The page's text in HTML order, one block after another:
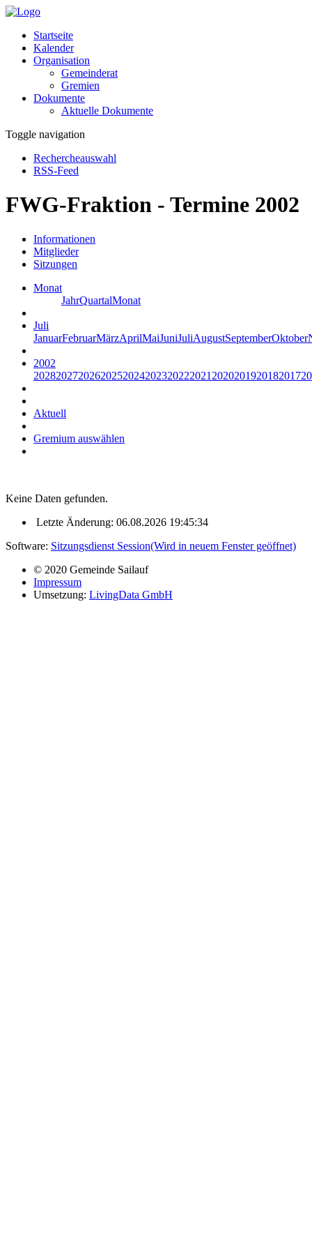
Startseite
Kalender
Organisation
Gemeinderat
Gremien
Dokumente
Aktuelle Dokumente
Toggle navigation
Rechercheauswahl
RSS-Feed
FWG-Fraktion - Termine 2002
Informationen
Mitglieder
Sitzungen
Monat
JahrQuartalMonat
Juli
JanuarFebruarMärzAprilMaiJuniJuliAugustSeptemberOktober
2002
20282027202620252024202320222021 2020201920182017
Aktuell
Gremium auswählen
Keine Daten gefunden.
Letzte Änderung: 06.08.2026 19:45:34
Software: Sitzungsdienst Session(Wird in neuem Fenster geöffnet)
© 2020 Gemeinde Sailauf
Impressum
Umsetzung: LivingData GmbH